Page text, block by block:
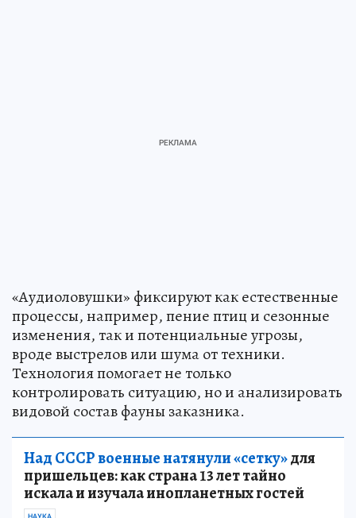
«Аудиоловушки» фиксируют как естественные
процессы, например, пение птиц и сезонные
изменения, так и потенциальные угрозы,
вроде выстрелов или шума от техники.
Технология помогает не только
контролировать ситуацию, но и анализировать
видовой состав фауны заказника.
Над СССР военные натянули «сетку»для
пришельцев: как страна 13 лет тайно
искала и изучала инопланетных гостей
НАУКА